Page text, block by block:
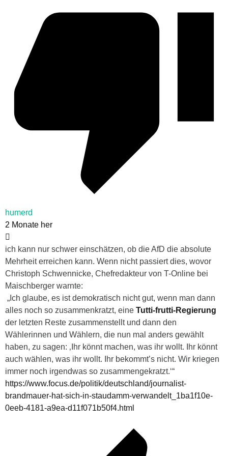
humerd
2 Monate her
ich kann nur schwer einschätzen, ob die AfD die absolute
Mehrheit erreichen kann. Wenn nicht passiert dies, wovor
Christoph Schwennicke, Chefredakteur von T-Online bei
Maischberger warnte:
„Ich glaube, es ist demokratisch nicht gut, wenn man dann
alles noch so zusammenkratzt, eine Tutti-frutti-Regierung
der letzten Reste zusammenstellt und dann den
Wählerinnen und Wählern, die nun mal anders gewählt
haben, zu sagen: ‚Ihr könnt machen, was ihr wollt. Ihr könnt
auch wählen, was ihr wollt. Ihr bekommt’s nicht. Wir kriegen
immer noch irgendwas so zusammengekratzt.‘“
https://www.focus.de/politik/deutschland/journalist-
brandmauer-hat-sich-in-staudamm-verwandelt_1ba1f10e-
0eeb-4181-a9ea-d11f071b50f4.html